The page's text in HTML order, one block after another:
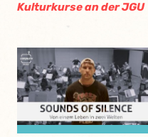
Kulturkurse an der JGU